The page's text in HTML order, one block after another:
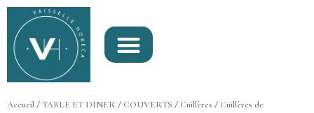
Aller
contenu
Accueil / TABLE ET DINER / COUVERTS / Cuillères / Cuillères de